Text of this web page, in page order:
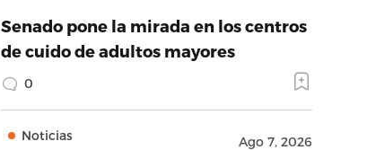
Senado pone la mirada en los centros
de cuido de adultos mayores
0
Noticias Ago 7, 2026